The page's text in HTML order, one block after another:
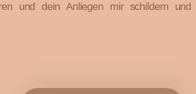
und dein Anliegen mir schildern